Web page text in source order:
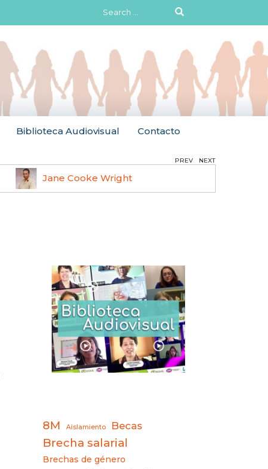
Search
for:
Biblioteca Audiovisual Contacto
Jane Cooke Wright
PREV NEXT
8M Aislamiento Becas
Brecha salarial
Brechas de género